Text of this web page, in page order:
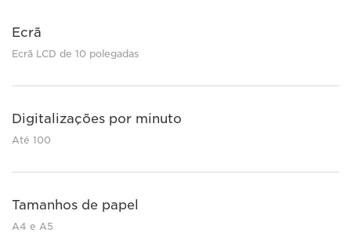
Ecrã
Ecrã LCD de 10 polegadas
Digitalizações por minuto
Até 100
Tamanhos de papel
A4 e A5